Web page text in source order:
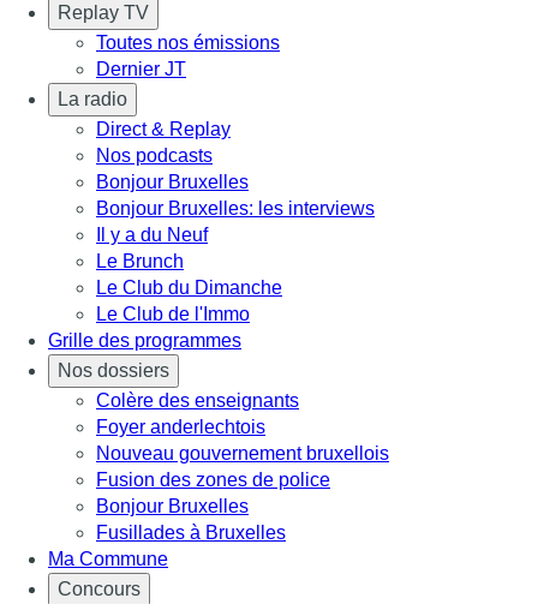
Replay TV
Toutes nos émissions
Dernier JT
La radio
Direct & Replay
Nos podcasts
Bonjour Bruxelles
Bonjour Bruxelles: les interviews
Il y a du Neuf
Le Brunch
Le Club du Dimanche
Le Club de l'Immo
Grille des programmes
Nos dossiers
Colère des enseignants
Foyer anderlechtois
Nouveau gouvernement bruxellois
Fusion des zones de police
Bonjour Bruxelles
Fusillades à Bruxelles
Ma Commune
Concours